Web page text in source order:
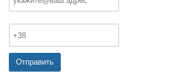
Отправить